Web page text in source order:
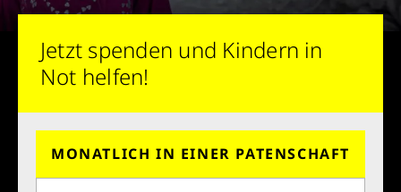
Jetzt spenden und Kindern in
Not helfen!
MONATLICH IN EINER PATENSCHAFT